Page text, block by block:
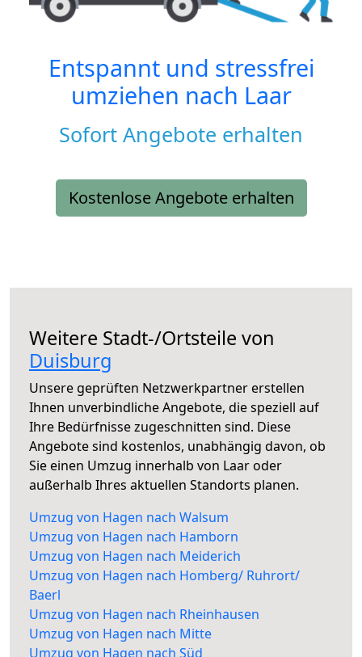
Entspannt und stressfrei
umziehen nach Laar
Sofort Angebote erhalten
Kostenlose Angebote erhalten
Weitere Stadt-/Ortsteile von
Duisburg
Unsere geprüften Netzwerkpartner erstellen
Ihnen unverbindliche Angebote, die speziell auf
Ihre Bedürfnisse zugeschnitten sind. Diese
Angebote sind kostenlos, unabhängig davon, ob
Sie einen Umzug innerhalb von Laar oder
außerhalb Ihres aktuellen Standorts planen.
Umzug von Hagen nach Walsum
Umzug von Hagen nach Hamborn
Umzug von Hagen nach Meiderich
Umzug von Hagen nach Homberg/ Ruhrort/
Baerl
Umzug von Hagen nach Rheinhausen
Umzug von Hagen nach Mitte
Umzug von Hagen nach Süd